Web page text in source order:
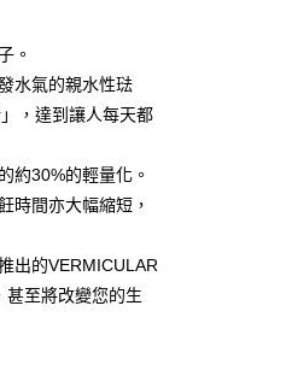
業銀行
。
水氣的親水性琺
，達到讓人每天都
約30%的輕量化。
時間亦大幅縮短，
出的VERMICULAR
甚至將改變您的生